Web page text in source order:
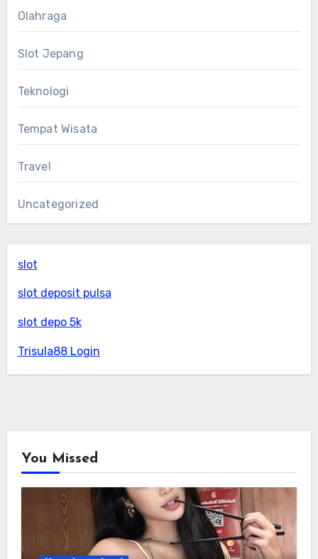
Olahraga
Slot Jepang
Teknologi
Tempat Wisata
Travel
Uncategorized
slot
slot deposit pulsa
slot depo 5k
Trisula88 Login
You Missed